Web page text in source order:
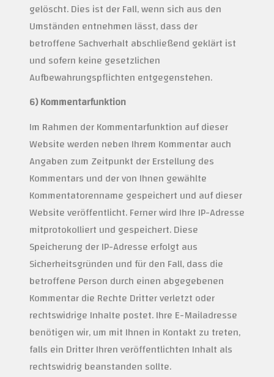
gelöscht. Dies ist der Fall, wenn sich aus den
Umständen entnehmen lässt, dass der
betroffene Sachverhalt abschließend geklärt ist
und sofern keine gesetzlichen
Aufbewahrungspflichten entgegenstehen.
6) Kommentarfunktion
Im Rahmen der Kommentarfunktion auf dieser
Website werden neben Ihrem Kommentar auch
Angaben zum Zeitpunkt der Erstellung des
Kommentars und der von Ihnen gewählte
Kommentatorenname gespeichert und auf dieser
Website veröffentlicht. Ferner wird Ihre IP-Adresse
mitprotokolliert und gespeichert. Diese
Speicherung der IP-Adresse erfolgt aus
Sicherheitsgründen und für den Fall, dass die
betroffene Person durch einen abgegebenen
Kommentar die Rechte Dritter verletzt oder
rechtswidrige Inhalte postet. Ihre E-Mailadresse
benötigen wir, um mit Ihnen in Kontakt zu treten,
falls ein Dritter Ihren veröffentlichten Inhalt als
rechtswidrig beanstanden sollte.